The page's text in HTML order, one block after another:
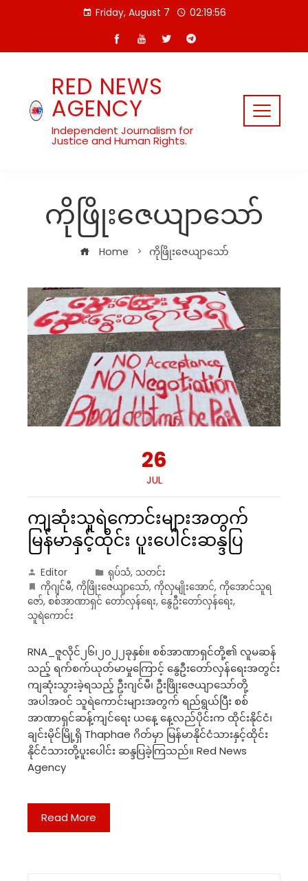
Friday, August 7 02:19:56
RED NEWS
AGENCY
Independent Journalism for
Justice and Human Rights.
ကိုဖြိုးဇေယျာသော်
Home ကိုဖြိုးဇေယျာသော်
26
JUL
ကျဆုံးသူရဲကောင်းများအတွက်
မြန်မာနှင့်ထိုင်း ပူးပေါင်းဆန္ဒပြ
Editor ရုပ်သံ, သတင်း
ကိုဂျင်မီ, ကိုဖြိုးဇေယျာသော်, ကိုလှမျိုးအောင်, ကိုအောင်သူရ
ဇော်, စစ်အာဏာရှင် တော်လှန်ရေး, နွေဦးတော်လှန်ရေး,
သူရဲကောင်း
RNA_ဇူလိုင်၂၆၊၂၀၂၂ခုနှစ်။ စစ်အာဏာရှင်တို့၏ လူမဆန်
သည့် ရက်စက်ယုတ်မာမှုကြောင့် နွေဦးတော်လှန်ရေးအတွင်း
ကျဆုံးသွားခဲ့ရသည့် ဦးဂျင်မီ၊ ဦးဖြိုးဇေယျာသော်တို့
အပါအဝင် သူရဲကောင်းများအတွက် ရည်ရွယ်ပြီး စစ်
အာဏာရှင်ဆန့်ကျင်ရေး ယနေ့ နေ့လည်ပိုင်းက ထိုင်းနိုင်ငံ၊
ချင်းမိုင်မြို့ရှိ Thaphae ဂိတ်မှာ မြန်မာနိုင်ငံသားနှင့်ထိုင်း
နိုင်ငံသားတို့ပူးပေါင်း ဆန္ဒပြခဲ့ကြသည်။ Red News
Agency
Read More